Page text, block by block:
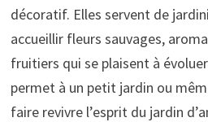
décoratif. Elles servent de
accueillir fleurs sauvages,
fruitiers qui se plaisent à
permet à un petit jardin ou
faire revivre l’esprit du jardin